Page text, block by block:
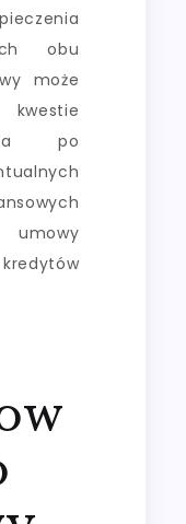
obu
może
po